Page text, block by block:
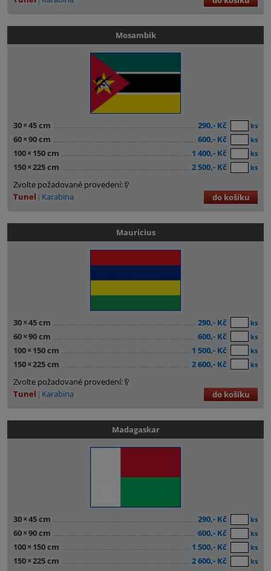
Mosambik
30×45 cm 290,- Kč ks
60×90 cm 600,- Kč ks
100× 150 cm 1 400,- Kč ks
150×225 cm 2 500,- Kč ks
Zvolte požadované provedení:
Tunel
Karabina do košíku
Mauricius
30×45 cm 290,- Kč ks
60×90 cm 600,- Kč ks
100× 150 cm 1 500,- Kč ks
150×225 cm 2 600,- Kč ks
Zvolte požadované provedení:
Tunel
Karabina do košíku
Madagaskar
30×45 cm 290,- Kč ks
60×90 cm 600,- Kč ks
100× 150 cm 1 500,- Kč ks
150×225 cm 2 600,- Kč ks